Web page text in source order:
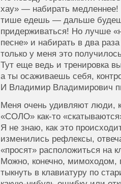
хау» — набирать медленнее!
тише едешь — дальше
придерживаться! Но лучше
песне» и набирать в два
только у меня это
Тут еще ведь и тренировка
а ты осаживаешь себя,
И Владимир Владимирович
Меня очень удивляют люди,
«СОЛО» как-то
Я не знаю, как это
изменились рефлексы,
«просят» расположиться на
Можно, конечно, мимоходом,
тыкнуть в клавиатуру по